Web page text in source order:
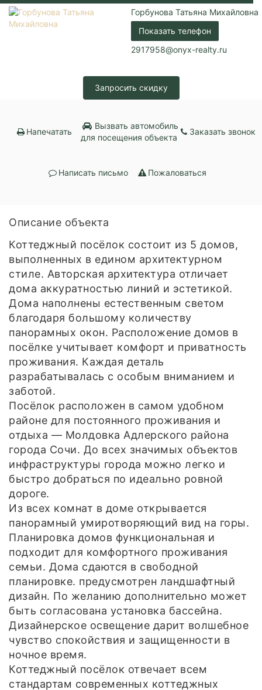
Горбунова Татьяна Михайловна
Показать телефон
2917958@onyx-realty.ru
Запросить скидку
Напечатать
Вызвать автомобиль
для посещения объекта
Заказать звонок
Написать письмо Пожаловаться
Описание объекта
Коттеджный посёлок состоит из 5 домов,
выполненных в едином архитектурном
стиле. Авторская архитектура отличает
дома аккуратностью линий и эстетикой.
Дома наполнены естественным светом
благодаря большому количеству
панорамных окон. Расположение домов в
посёлке учитывает комфорт и приватность
проживания. Каждая деталь
разрабатывалась с особым вниманием и
заботой.
Посёлок расположен в самом удобном
районе для постоянного проживания и
отдыха — Молдовка Адлерского района
города Сочи. До всех значимых объектов
инфраструктуры города можно легко и
быстро добраться по идеально ровной
дороге.
Из всех комнат в доме открывается
панорамный умиротворяющий вид на горы.
Планировка домов функциональная и
подходит для комфортного проживания
семьи. Дома сдаются в свободной
планировке. предусмотрен ландшафтный
дизайн. По желанию дополнительно может
быть согласована установка бассейна.
Дизайнерское освещение дарит волшебное
чувство спокойствия и защищенности в
ночное время.
Коттеджный посёлок отвечает всем
стандартам современных коттеджных